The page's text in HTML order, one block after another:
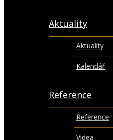
Aktuality
Aktuality
Kalendář
Reference
Reference
Videa